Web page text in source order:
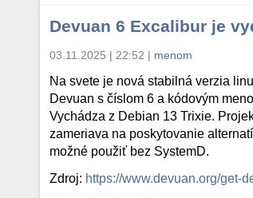
Devuan 6 Excalibur je
03.11.2025 | 22:52 | menom
Na svete je nová stabilná verzia
Devuan s číslom 6 a kódovým
Vychádza z Debian 13 Trixie.
zameriava na poskytovanie
možné použiť bez SystemD.
Zdroj: https://www.devuan.org/get-